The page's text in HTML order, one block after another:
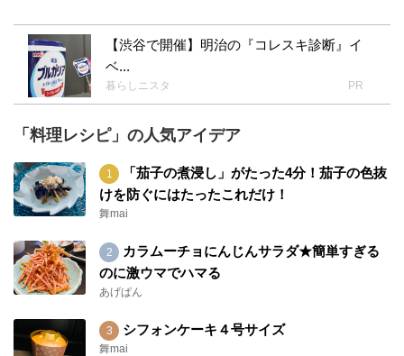
【渋谷で開催】明治の『コレスキ診断』イ
ベ...
暮らしニスタ PR
「料理レシピ」の人気アイデア
「茄子の煮浸し」がたった4分！茄子の色抜
けを防ぐにはたったこれだけ！
舞mai
カラムーチョにんじんサラダ★簡単すぎる
のに激ウマでハマる
あげぱん
シフォンケーキ４号サイズ
舞mai